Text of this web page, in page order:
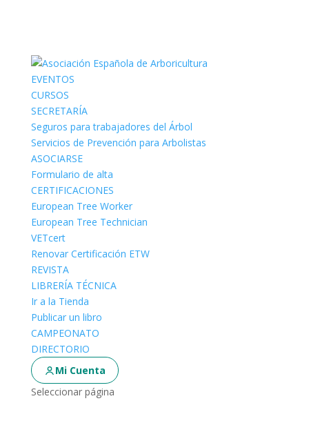
EVENTOS
CURSOS
SECRETARÍA
Seguros para trabajadores del Árbol
Servicios de Prevención para Arbolistas
ASOCIARSE
Formulario de alta
CERTIFICACIONES
European Tree Worker
European Tree Technician
VETcert
Renovar Certificación ETW
REVISTA
LIBRERÍA TÉCNICA
Ir a la Tienda
Publicar un libro
CAMPEONATO
DIRECTORIO
Mi Cuenta
Seleccionar página